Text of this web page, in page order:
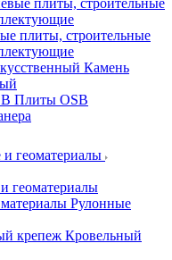
плиты, строительные
Камень
Плиты OSB
геоматериалы
геоматериалы
Рулонные
Кровельный